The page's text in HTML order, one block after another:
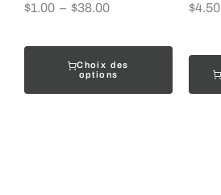
$1.00 – $38.00
Choix des
options
$4.50